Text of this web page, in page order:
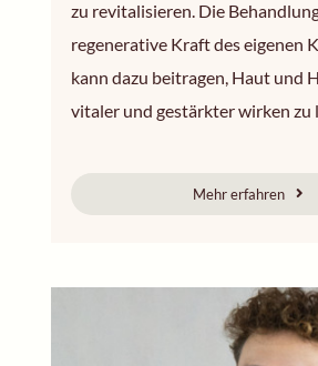
zu revitalisieren. Die
regenerative Kraft des eigenen
kann dazu beitragen, Haut und
vitaler und gestärkter wirken zu
Mehr erfahren